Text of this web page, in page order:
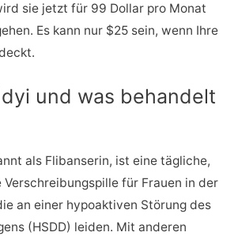
sie jetzt für 99 Dollar pro Monat
Es kann nur $25 sein, wenn Ihre
und was behandelt
als Flibanserin, ist eine tägliche,
für Frauen in der
an einer hypoaktiven Störung des
(HSDD) leiden. Mit anderen